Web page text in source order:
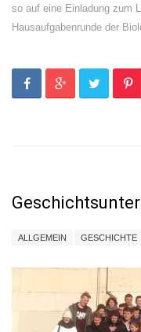
so auf eine Einladung zum
Hausaufgabenrunde der
ALLGEMEIN GESCHICHTE